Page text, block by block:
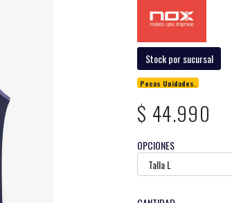
Stock por sucursal
Pocas Unidades.
$ 44.990
OPCIONES